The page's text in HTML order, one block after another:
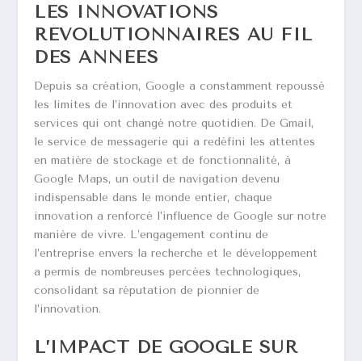
LES INNOVATIONS
RÉVOLUTIONNAIRES AU FIL
DES ANNÉES
Depuis sa création, Google a constamment repoussé
les limites de l’innovation avec des produits et
services qui ont changé notre quotidien. De Gmail,
le service de messagerie qui a redéfini les attentes
en matière de stockage et de fonctionnalité, à
Google Maps, un outil de navigation devenu
indispensable dans le monde entier, chaque
innovation a renforcé l’influence de Google sur notre
manière de vivre. L’engagement continu de
l’entreprise envers la recherche et le développement
a permis de nombreuses percées technologiques,
consolidant sa réputation de pionnier de
l’innovation.
L’IMPACT DE GOOGLE SUR